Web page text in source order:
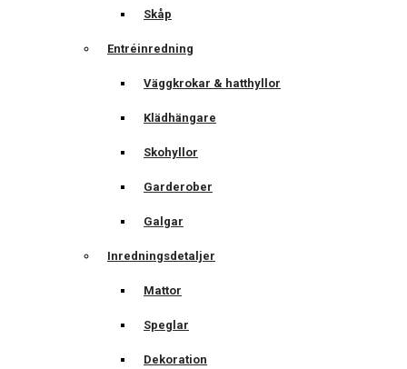
Skåp
Entréinredning
Väggkrokar & hatthyllor
Klädhängare
Skohyllor
Garderober
Galgar
Inredningsdetaljer
Mattor
Speglar
Dekoration